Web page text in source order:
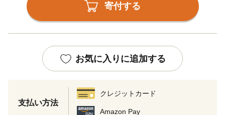
寄付する
お気に入りに追加する
支払い方法
クレジットカード
Amazon Pay